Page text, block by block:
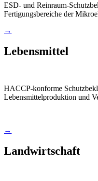
ESD- und Reinraum-
Fertigungsbereiche der
→
Lebensmittel
HACCP-konforme
Lebensmittelproduktion und
→
Landwirtschaft